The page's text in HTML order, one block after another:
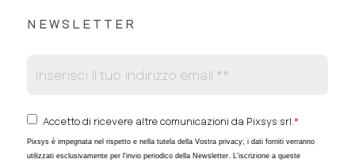
NEWSLETTER
Accetto di ricevere altre comunicazioni da Pixsys srl. *
Pixsys è impegnata nel rispetto e nella tutela della Vostra privacy; i dati forniti verranno
utilizzati esclusivamente per l'invio periodico della Newsletter. L'iscrizione a queste